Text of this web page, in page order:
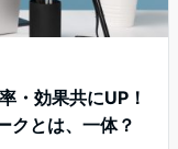
・効果共にUP！
クとは、一体？